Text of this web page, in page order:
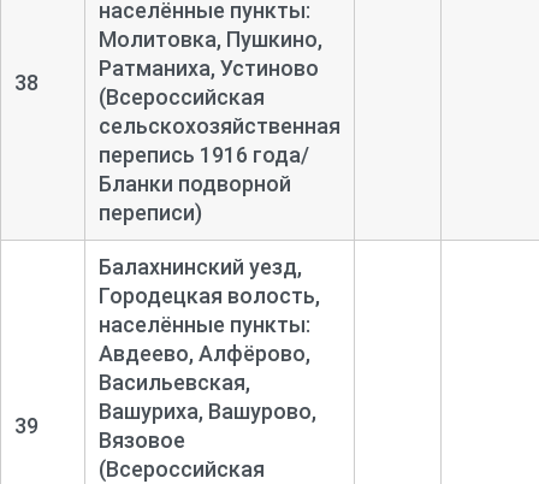
38
населённые пункты:
Молитовка, Пушкино,
Ратманиха, Устиново
(Всероссийская
сельскохозяйственная
перепись 1916 года/
Бланки подворной
переписи)
39
Балахнинский уезд,
Городецкая волость,
населённые пункты:
Авдеево, Алфёрово,
Васильевская,
Вашуриха, Вашурово,
Вязовое
(Всероссийская